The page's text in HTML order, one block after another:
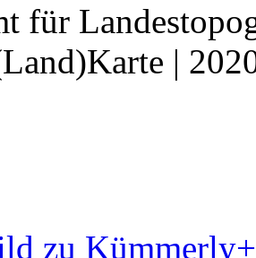
für
|